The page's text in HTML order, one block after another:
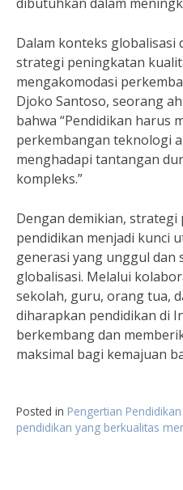
Dalam konteks globalisasi
strategi peningkatan
mengakomodasi
Djoko Santoso, seorang
bahwa “Pendidikan harus
perkembangan teknologi
menghadapi tantangan
kompleks.”
Dengan demikian,
pendidikan menjadi kunci
generasi yang unggul dan
globalisasi. Melalui
sekolah, guru, orang tua,
diharapkan pendidikan di
berkembang dan
maksimal bagi kemajuan
Posted in Pengertian
pendidikan yang berkualitas